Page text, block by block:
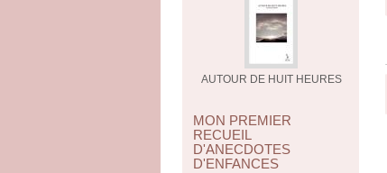
AUTOUR DE HUIT HEURES
MON PREMIER
RECUEIL
D'ANECDOTES
D'ENFANCES